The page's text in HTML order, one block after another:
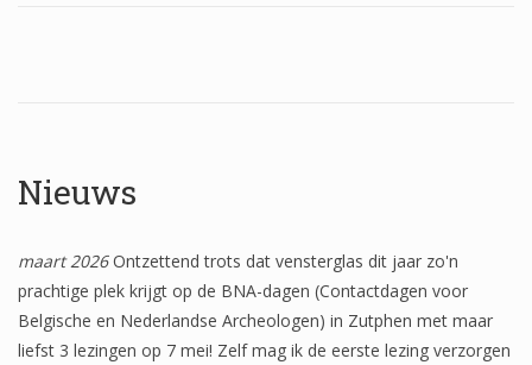
Boordglazen
Teksten
Onbeschilderd glas
Nieuws
maart 2026Ontzettend trots dat vensterglas dit jaar zo'n
prachtige plek krijgt op de BNA-dagen (Contactdagen voor
Belgische en Nederlandse Archeologen) in Zutphen met maar
liefst 3 lezingen op 7 mei! Zelf mag ik de eerste lezing verzorgen